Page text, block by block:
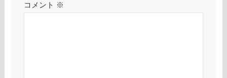
コメント ※